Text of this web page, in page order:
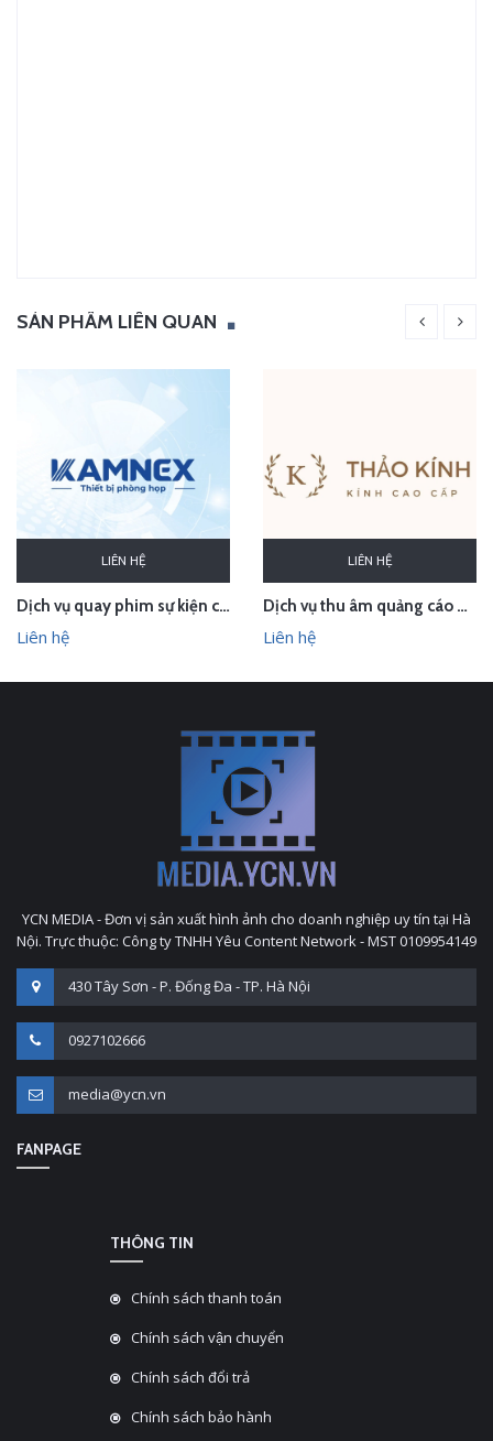
SẢN PHẨM LIÊN QUAN
LIÊN HỆ
Dịch vụ quay phim sự kiện cho CTCP Kamnex
Liên hệ
LIÊN HỆ
Dịch vụ thu âm quảng cáo phát loa cho Thảo Kính Store
Liên hệ
YCN MEDIA - Đơn vị sản xuất hình ảnh cho doanh nghiệp uy tín tại Hà
Nội. Trực thuộc: Công ty TNHH Yêu Content Network - MST 0109954149
430 Tây Sơn - P. Đống Đa - TP. Hà Nội
0927102666
media@ycn.vn
FANPAGE
THÔNG TIN
Chính sách thanh toán
Chính sách vận chuyển
Chính sách đổi trả
Chính sách bảo hành